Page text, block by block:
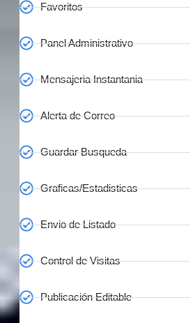
Favoritos
Panel Administrativo
Mensajeria Instantania
Alerta de Correo
Guardar Busqueda
Graficas/Estadisticas
Envio de Listado
Control de Visitas
Publicación Editable